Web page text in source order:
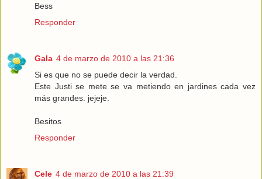
Bess
Responder
Gala 4 de marzo de 2010 a las 21:36
Si es que no se puede decir la verdad.
Este Justi se mete se va metiendo en jardines cada vez
más grandes. jejeje.
Besitos
Responder
Cele 4 de marzo de 2010 a las 21:39